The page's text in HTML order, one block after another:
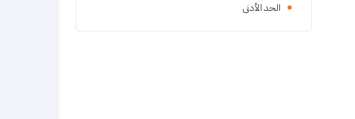
الحد الأدنى